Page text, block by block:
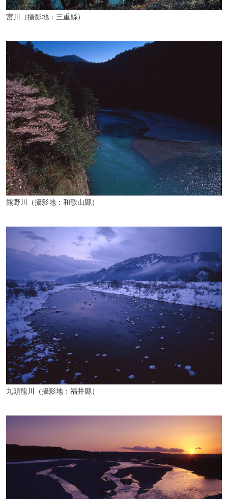
宮川（攝影地：三重縣）
熊野川（攝影地：和歌山縣）
九頭龍川（攝影地：福井縣）